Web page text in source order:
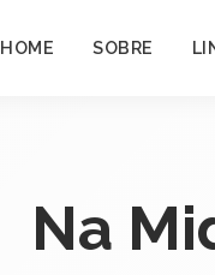
HOME SOBRE
Na